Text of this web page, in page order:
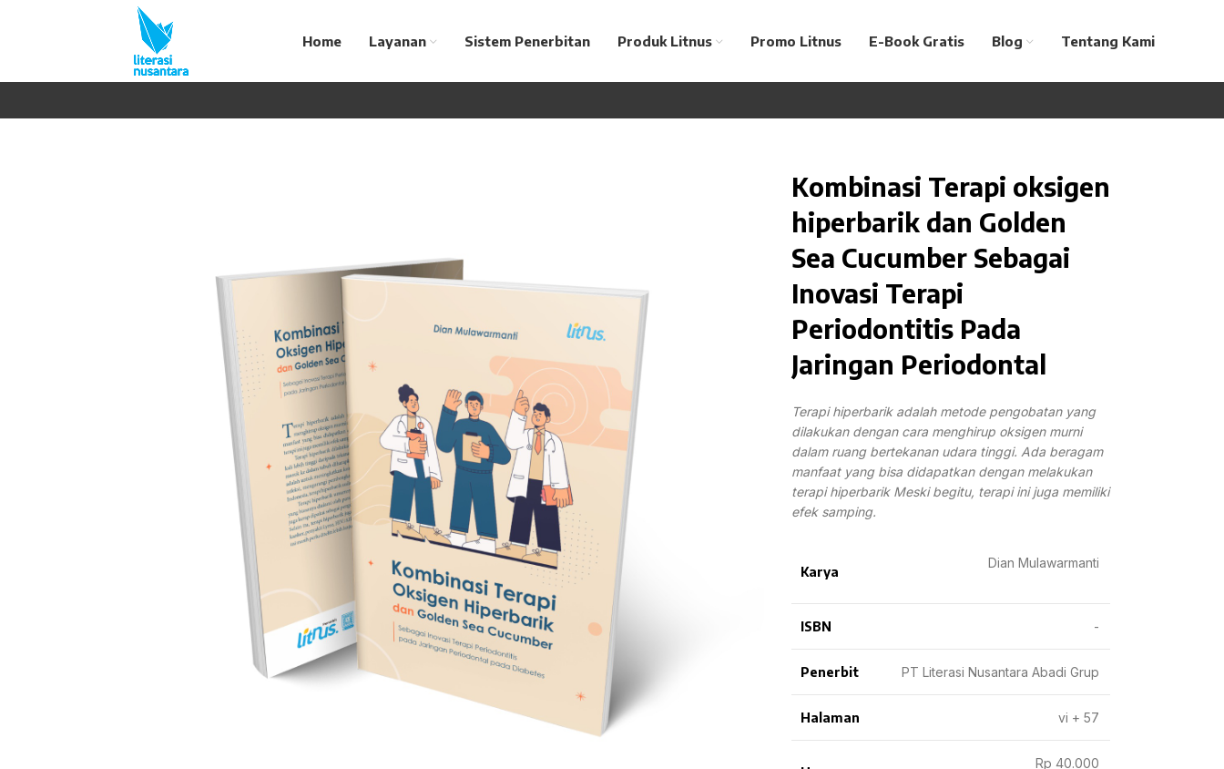
Home Layanan Sistem Penerbitan Produk Litnus Promo Litnus E-Book Gratis Blog Tentang Kami
Kombinasi Terapi oksigen
hiperbarik dan Golden
Sea Cucumber Sebagai
Inovasi Terapi
Periodontitis Pada
Jaringan Periodontal
Terapi hiperbarik adalah metode pengobatan yang
dilakukan dengan cara menghirup oksigen murni
dalam ruang bertekanan udara tinggi. Ada beragam
manfaat yang bisa didapatkan dengan melakukan
terapi hiperbarik Meski begitu, terapi ini juga memiliki
efek samping.
Karya
Dian Mulawarmanti
ISBN -
Penerbit PT Literasi Nusantara Abadi Grup
Halaman vi + 57
Rp 40.000